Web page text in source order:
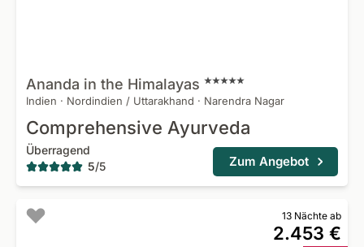
Ananda in the Himalayas
Indien · Nordindien / Uttarakhand · Narendra Nagar
Comprehensive Ayurveda
Überragend
5/5 Zum Angebot
13 Nächte ab
2.453 €